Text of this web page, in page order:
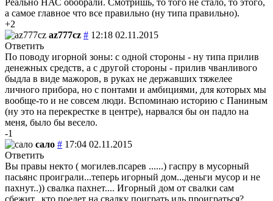
а самое главное что все правильно (ну типа правильно).
+2
az777cz # 12:18 02.11.2015
Ответить
По поводу игорной зоны: с одной стороны - ну типа прилив
денежных средств, а с другой стороны - прилив чванливого
быдла в виде мажоров, в руках не державших тяжелее
личного прибора, но с понтами и амбициями, для которых мы
вообще-то и не совсем люди. Вспоминаю историю с Паниным
(ну это на перекрестке в центре), нарвался бы он падло на
меня, было бы весело.
-1
сало # 17:04 02.11.2015
Ответить
Вы правы некто ( могилев.псарев ......) гаспру в мусорный
пасьянс проиграли...теперь игорный дом...деньги мусор и не
пахнут..)) свалка пахнет.... Игорный дом от свалки сам
сбежит...кто поедет на свалку поиграть иль проиграться?